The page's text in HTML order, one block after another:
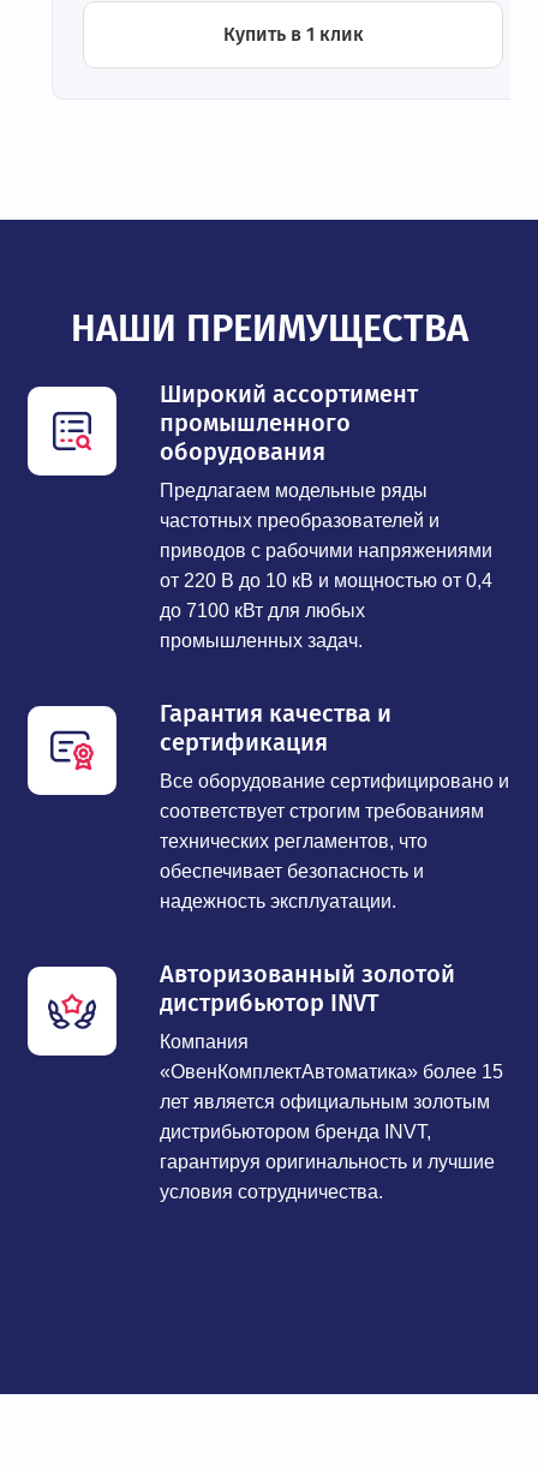
Купить в 1 клик
НАШИ ПРЕИМУЩЕСТВА
Широкий ассортимент
промышленного
оборудования
Предлагаем модельные ряды
частотных преобразователей и
приводов с рабочими напряжениями
от 220 В до 10 кВ и мощностью от 0,4
до 7100 кВт для любых
промышленных задач.
Гарантия качества и
сертификация
Все оборудование сертифицировано и
соответствует строгим требованиям
технических регламентов, что
обеспечивает безопасность и
надежность эксплуатации.
Авторизованный золотой
дистрибьютор INVT
Компания
«ОвенКомплектАвтоматика» более 15
лет является официальным золотым
дистрибьютором бренда INVT,
гарантируя оригинальность и лучшие
условия сотрудничества.